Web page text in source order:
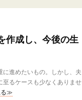
作成し、今後の生
進めたいもの。しかし、夫
至るケースも少なくありませ
る≫